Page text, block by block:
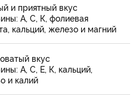
и приятный вкус
А, С, К, фолиевая
кальций, железо и магний
вкус
А, С, Е, К, кальций,
и калий